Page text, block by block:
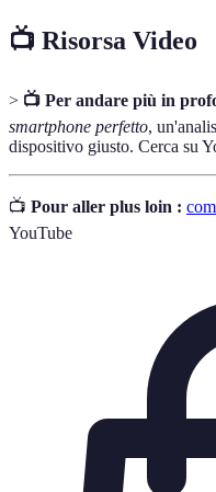
📺 Risorsa Video
> 📺 Per andare più in
smartphone perfetto,
dispositivo giusto. Cerca su
📺 Pour aller plus loin :
YouTube